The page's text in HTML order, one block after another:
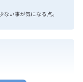
い事が気になる点。